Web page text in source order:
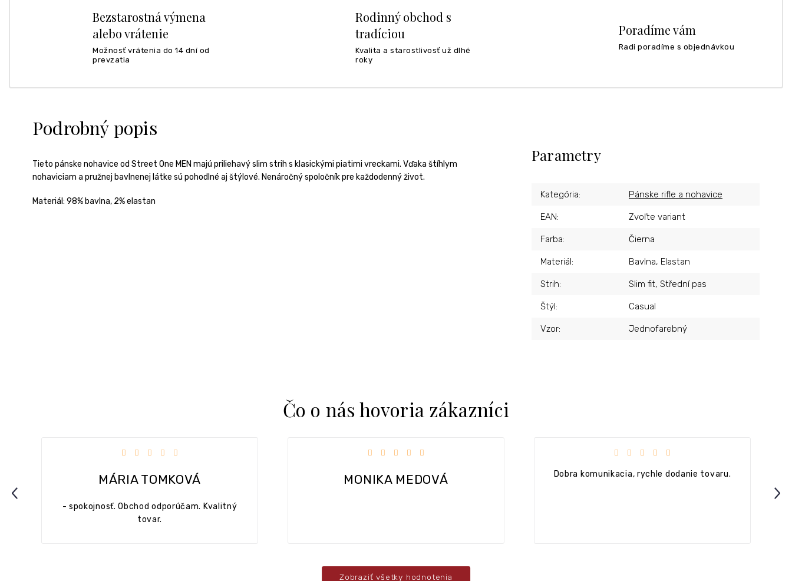
Bezstarostná výmena
alebo vrátenie
Možnosť vrátenia do 14 dní od
prevzatia
Rodinný obchod s
tradíciou
Kvalita a starostlivosť už dlhé
roky
Poradíme vám
Radi poradíme s objednávkou
Podrobný popis
Tieto pánske nohavice od Street One MEN majú priliehavý slim strih s klasickými piatimi vreckami. Vďaka štíhlym
nohaviciam a pružnej bavlnenej látke sú pohodlné aj štýlové. Nenáročný spoločník pre každodenný život.
Materiál: 98% bavlna, 2% elastan
Parametry
Kategória: Pánske rifle a nohavice
EAN: Zvoľte variant
Farba: Čierna
Materiál: Bavlna, Elastan
Strih: Slim fit, Střední pas
Štýl: Casual
Vzor: Jednofarebný
Čo o nás hovoria zákazníci
Previous
MONIKA MEDOVÁ
Hodnotenie obchodu je 5 z 5 hviezdičiek. Hodnotenie obchodu je 5 z 5 hviezdičiek.
Dobra komunikacia, rychle dodanie tovaru.
Hodnotenie obchodu je 4 z 5 hviezdičiek.
+ Ok
Next
Zobraziť všetky hodnotenia